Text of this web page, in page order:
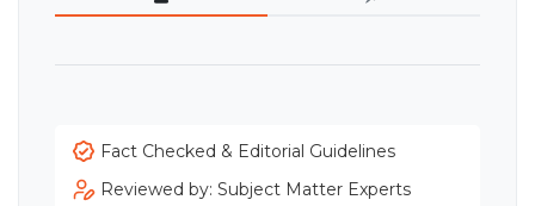
Fact Checked & Editorial Guidelines
Reviewed by: Subject Matter Experts